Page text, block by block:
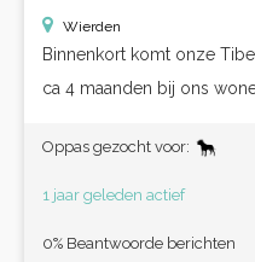
Wierden
Binnenkort komt onze
ca 4 maanden bij ons
Oppas gezocht voor:
1 jaar geleden actief
0% Beantwoorde berichten